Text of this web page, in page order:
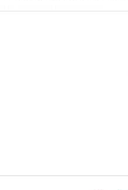
de också intar en ödmjuk